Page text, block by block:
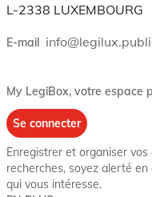
L-2338 LUXEMBOURG
E-mail
My LegiBox, votre espace
Se connecter
Enregistrer et organiser
recherches, soyez alerté
qui vous intéresse.